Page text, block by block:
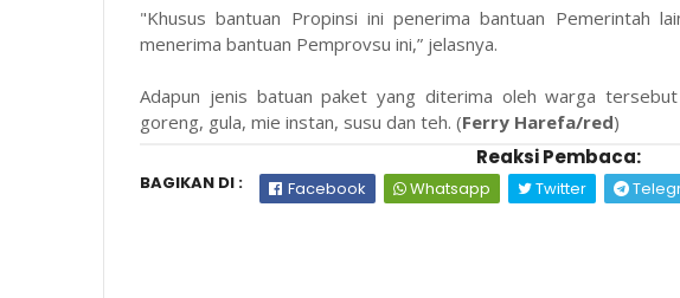
"Khusus bantuan Propinsi ini penerima bantuan Pemerintah
menerima bantuan Pemprovsu ini,” jelasnya.
Adapun jenis batuan paket yang diterima oleh warga
goreng, gula, mie instan, susu dan teh. (Ferry Harefa/red)
Reaksi Pembaca:
BAGIKAN DI : Facebook Whatsapp Twitter